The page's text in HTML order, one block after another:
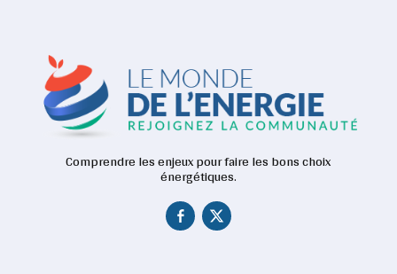
Comprendre les enjeux pour faire les bons choix
énergétiques.